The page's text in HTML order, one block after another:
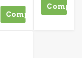
Comprar